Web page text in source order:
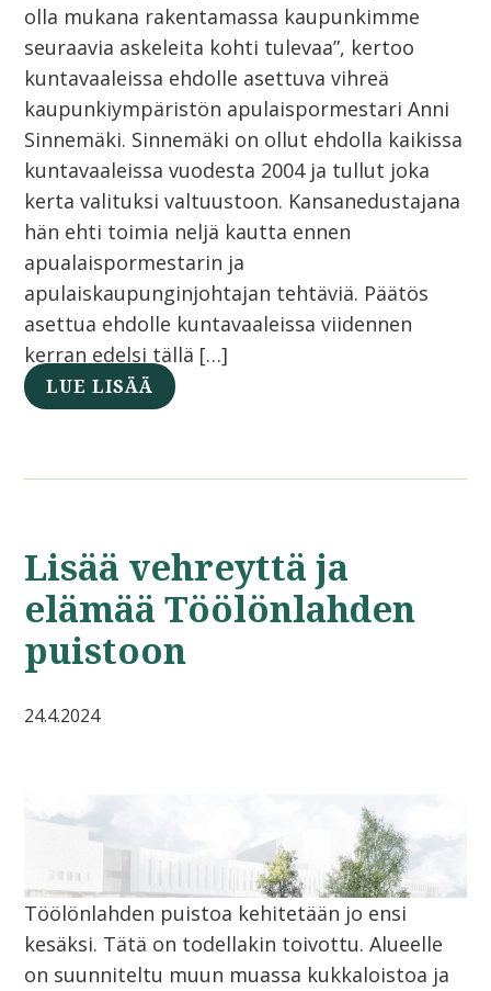
olla mukana rakentamassa kaupunkimme
seuraavia askeleita kohti tulevaa”, kertoo
kuntavaaleissa ehdolle asettuva vihreä
kaupunkiympäristön apulaispormestari Anni
Sinnemäki. Sinnemäki on ollut ehdolla kaikissa
kuntavaaleissa vuodesta 2004 ja tullut joka
kerta valituksi valtuustoon. Kansanedustajana
hän ehti toimia neljä kautta ennen
apualaispormestarin ja
apulaiskaupunginjohtajan tehtäviä. Päätös
asettua ehdolle kuntavaaleissa viidennen
kerran edelsi tällä […]
LUE LISÄÄ
Lisää vehreyttä ja
elämää Töölönlahden
puistoon
24.4.2024
Töölönlahden puistoa kehitetään jo ensi
kesäksi. Tätä on todellakin toivottu. Alueelle
on suunniteltu muun muassa kukkaloistoa ja